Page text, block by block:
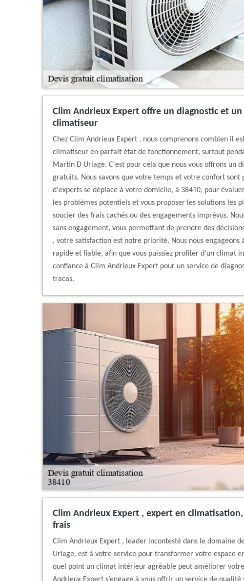
Clim Andrieux Expert offre un diagnostic et
climatiseur
Chez Clim Andrieux Expert , nous comprenons combien il
climatiseur en parfait état de fonctionnement, surtout
Martin D Uriage. C'est pour cela que nous vous offrons un
gratuits. Nous savons que votre temps et votre confort
d'experts se déplace à votre domicile, à 38410, pour
les problèmes potentiels et vous proposer les solutions les
soucier des frais cachés ou des engagements imprévus.
sans engagement, vous permettant de prendre des
, votre satisfaction est notre priorité. Nous nous engageons
rapide et fiable, afin que vous puissiez profiter d'un climat
confiance à Clim Andrieux Expert pour un service de
tracas.
Clim Andrieux Expert , expert en
frais
Clim Andrieux Expert , leader incontesté dans le domaine
Uriage, est à votre service pour transformer votre espace
quel point un climat intérieur agréable peut améliorer